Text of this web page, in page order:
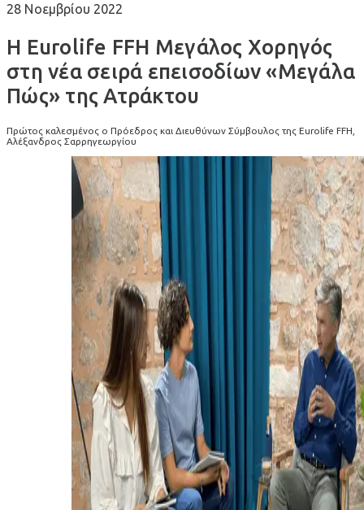
28 Νοεμβρίου 2022
Η Eurolife FFH Μεγάλος Χορηγός
στη νέα σειρά επεισοδίων «Μεγάλα
Πώς» της Ατράκτου
Πρώτος καλεσμένος ο Πρόεδρος και Διευθύνων Σύμβουλος της Eurolife FFH,
Αλέξανδρος Σαρρηγεωργίου